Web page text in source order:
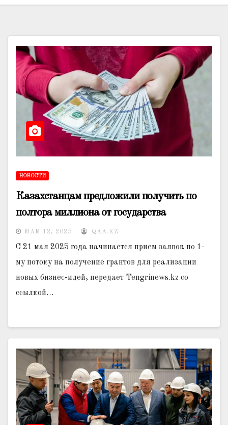
НОВОСТИ
Казахстанцам предложили получить по
полтора миллиона от государства
МАМ 12, 2025 QAA.KZ
С 21 мая 2025 года начинается прием заявок по 1-
му потоку на получение грантов для реализации
новых бизнес-идей, передает Tengrinews.kz со
ссылкой…